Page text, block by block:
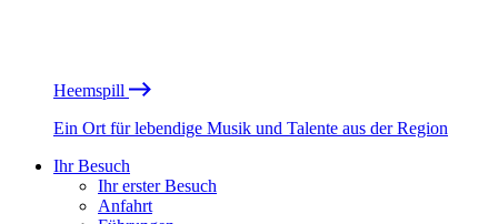
Heemspill
Ein Ort für lebendige Musik und Talente aus der Region
Ihr Besuch
Ihr erster Besuch
Anfahrt